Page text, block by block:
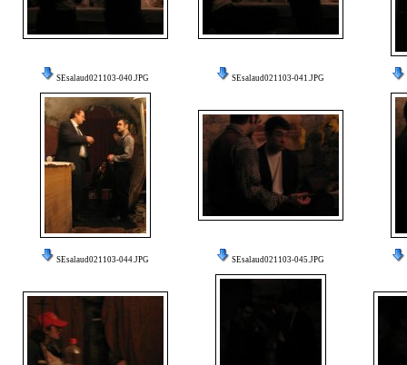
SEsalaud021103-040.JPG SEsalaud021103-041.JPG
SEsalaud021103-044.JPG SEsalaud021103-045.JPG